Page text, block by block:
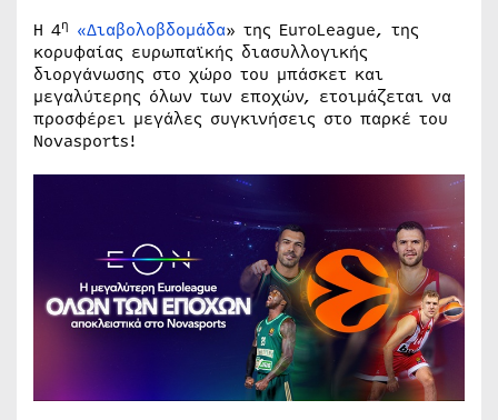
Η 4η «Διαβολοβδομάδα» της EuroLeague, της
κορυφαίας ευρωπαϊκής διασυλλογικής
διοργάνωσης στο χώρο του μπάσκετ και
μεγαλύτερης όλων των εποχών, ετοιμάζεται να
προσφέρει μεγάλες συγκινήσεις στο παρκέ του
Novasports!